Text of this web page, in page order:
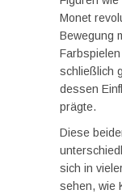
Monet
Bewegung
schließlich
dessen
prägte.
Diese
sich in
sehen, wie